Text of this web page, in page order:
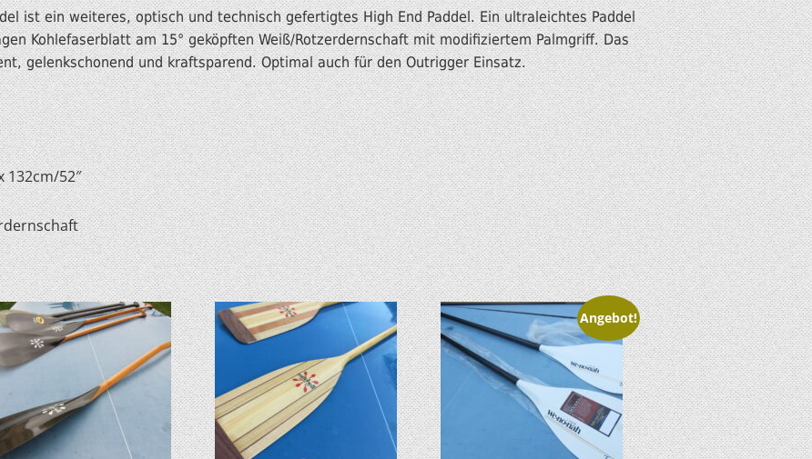
ist ein weiteres, optisch und technisch gefertigtes High End Paddel. Ein ultraleichtes Paddel
Kohlefaserblatt am 15° geköpften Weiß/Rotzerdernschaft mit modifiziertem Palmgriff. Das
gelenkschonend und kraftsparend. Optimal auch für den Outrigger Einsatz.
132cm/52″
Angebot!